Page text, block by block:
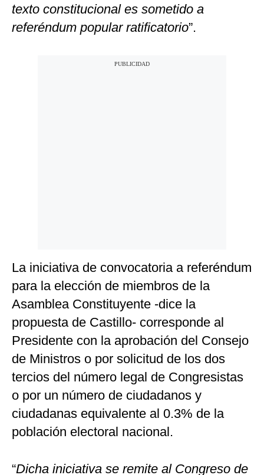
texto constitucional es sometido a
referéndum popular ratificatorio”.
La iniciativa de convocatoria a referéndum
para la elección de miembros de la
Asamblea Constituyente -dice la
propuesta de Castillo- corresponde al
Presidente con la aprobación del Consejo
de Ministros o por solicitud de los dos
tercios del número legal de Congresistas
o por un número de ciudadanos y
ciudadanas equivalente al 0.3% de la
población electoral nacional.
“Dicha iniciativa se remite al Congreso de